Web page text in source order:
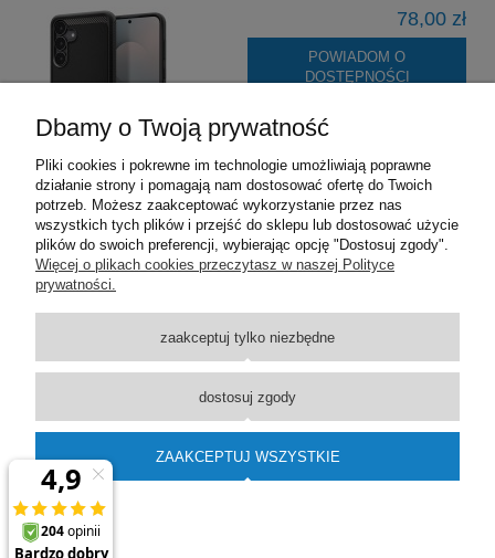
78,00 zł
POWIADOM O
DOSTĘPNOŚCI
Pomoc
Moje konto
Płatności i dostawa
Informacje
O nas
Dbamy o Twoją prywatność
Pliki cookies i pokrewne im technologie umożliwiają poprawne
działanie strony i pomagają nam dostosować ofertę do Twoich
potrzeb. Możesz zaakceptować wykorzystanie przez nas
wszystkich tych plików i przejść do sklepu lub dostosować użycie
plików do swoich preferencji, wybierając opcję "Dostosuj zgody".
Więcej o plikach cookies przeczytasz w naszej Polityce
prywatności.
zaakceptuj tylko niezbędne
dostosuj zgody
ZAAKCEPTUJ WSZYSTKIE